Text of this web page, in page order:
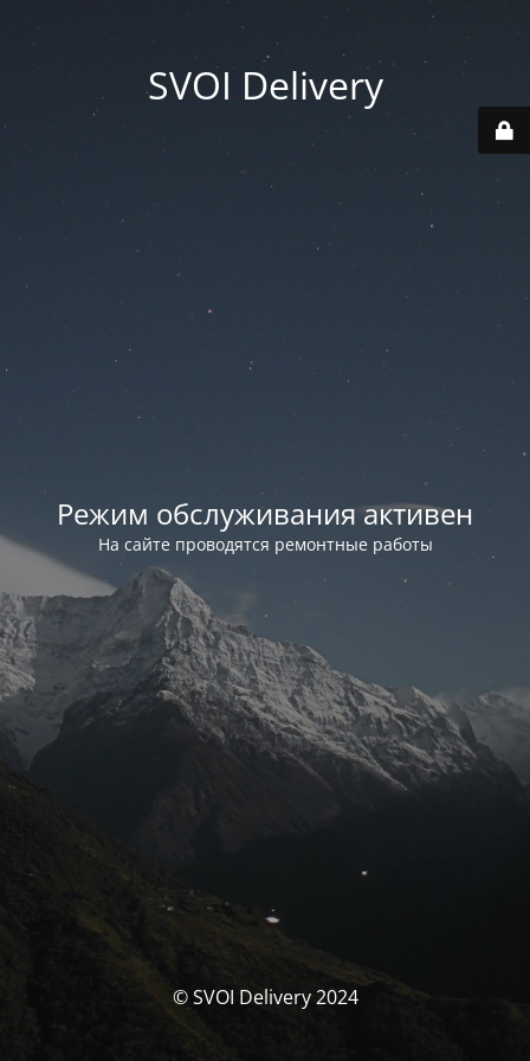
SVOI Delivery
Режим обслуживания активен
На сайте проводятся ремонтные работы
© SVOI Delivery 2024